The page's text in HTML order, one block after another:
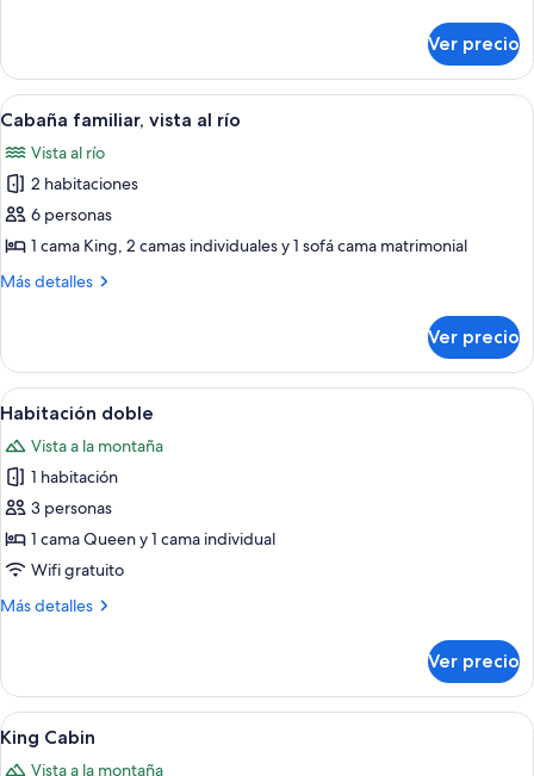
vista
al
río
Ver precio
Abrir
todas
las
fotos
de
Cabaña
familiar,
río
Una cabaña rústica con techo
13
Cabaña familiar, vista al río
Vista al río
2 habitaciones
6 personas
1 cama King, 2 camas individuales y 1 sofá cama matrimonial
Más detalles
Más
familiar,
vista
al
Ver precio
Abrir
todas
las
fotos
de
Habitación
doble
Un edificio de cabañas de madera
8
Habitación doble
Vista a la montaña
1 habitación
3 personas
1 cama Queen y 1 cama individual
Wifi gratuito
Más detalles
Más
doble
Ver precio
Abrir
todas
Una cabaña de troncos con puerta
11
King Cabin
Vista a la montaña